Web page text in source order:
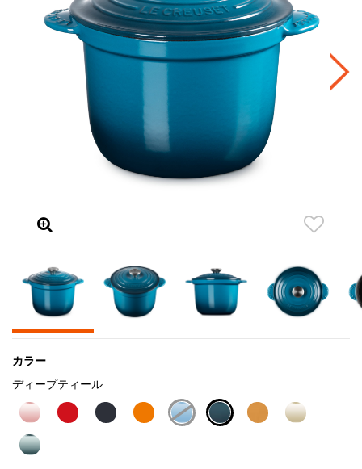
カラー
ディープティール